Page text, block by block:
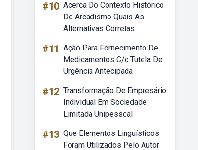
#10 Acerca Do Contexto Histórico
Do Arcadismo Quais As
Alternativas Corretas
#11 Ação Para Fornecimento De
Medicamentos C/c Tutela De
Urgência Antecipada
#12 Transformação De Empresário
Individual Em Sociedade
Limitada Unipessoal
#13 Que Elementos Linguísticos
Foram Utilizados Pelo Autor